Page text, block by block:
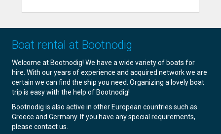
Boat rental at Bootnodig
Welcome at Bootnodig! We have a wide variety of boats for
hire. With our years of experience and acquired network we are
certain we can find the ship you need. Organizing a lovely boat
trip is easy with the help of Bootnodig!
Bootnodig is also active in other European countries such as
Greece and Germany. If you have any special requirements,
please contact us.